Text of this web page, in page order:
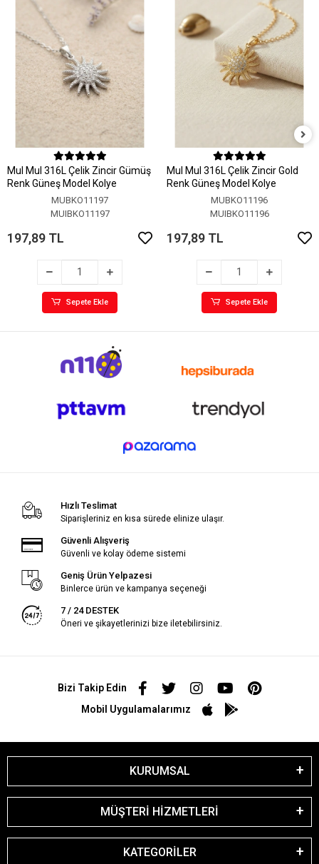
MuI MuI 316L Çelik Zincir Gümüş
Renk Güneş Model Kolye
MUBKO11197
MUIBKO11197
197,89 TL
Sepete Ekle
MuI MuI 316L Çelik Zincir Gold
Renk Güneş Model Kolye
MUBKO11196
MUIBKO11196
197,89 TL
Sepete Ekle
Hızlı Teslimat
Siparişleriniz en kısa sürede elinize ulaşır.
Güvenli Alışveriş
Güvenli ve kolay ödeme sistemi
Geniş Ürün Yelpazesi
Binlerce ürün ve kampanya seçeneği
7 / 24 DESTEK
Öneri ve şikayetlerinizi bize iletebilirsiniz.
Bizi Takip Edin
Mobil Uygulamalarımız
KURUMSAL
MÜŞTERİ HİZMETLERİ
KATEGORİLER